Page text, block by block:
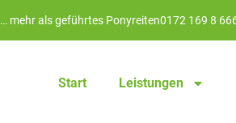
… mehr als geführtes Ponyreiten0172 169 8
Start Leistungen